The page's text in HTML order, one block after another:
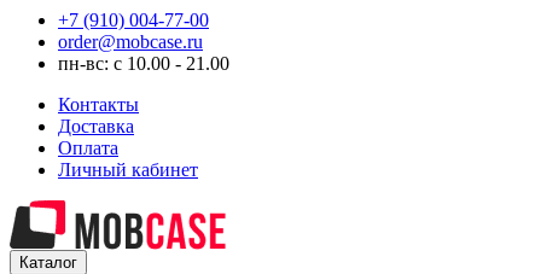
+7 (910) 004-77-00
order@mobcase.ru
пн-вс: с 10.00 - 21.00
Контакты
Доставка
Оплата
Личный кабинет
Каталог